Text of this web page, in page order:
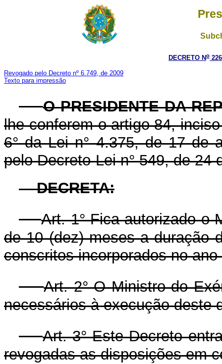
DECRETO No
Revogado pelo Decreto nº 6.749, de 2009
Texto para impressão
O PRESIDENTE DA
lhe conferem o artigo 84,
6° da Lei n° 4.375, de 17 de
pelo Decreto-Lei n° 549, de 24
DECRETA:
Art. 1° Fica autorizado o
de 10 (dez) meses a duração
conscritos incorporados no ano
Art. 2° O Ministro do
necessários à execução deste
Art. 3° Este Decreto
revogadas as disposições em